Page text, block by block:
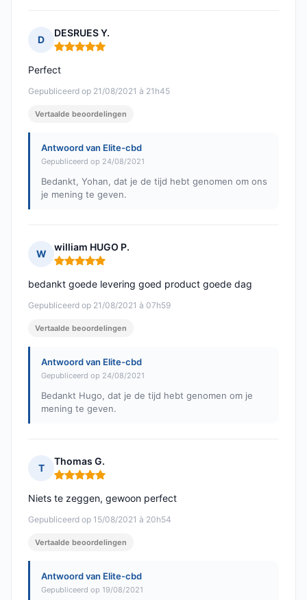
D
DESRUES Y.
Opmerking: 5 van 5
Gepubliceerd op 21/08/2021 à 21h45
Perfect
Vertaalde beoordelingen
Antwoord van Elite-cbd
Gepubliceerd op 24/08/2021
Bedankt, Yohan, dat je de tijd hebt genomen om ons
je mening te geven.
W
william HUGO P.
Opmerking: 5 van 5
Gepubliceerd op 21/08/2021 à 07h59
bedankt goede levering goed product goede dag
Vertaalde beoordelingen
Antwoord van Elite-cbd
Gepubliceerd op 24/08/2021
Bedankt Hugo, dat je de tijd hebt genomen om je
mening te geven.
T
Thomas G.
Opmerking: 5 van 5
Gepubliceerd op 15/08/2021 à 20h54
Niets te zeggen, gewoon perfect
Vertaalde beoordelingen
Antwoord van Elite-cbd
Gepubliceerd op 19/08/2021